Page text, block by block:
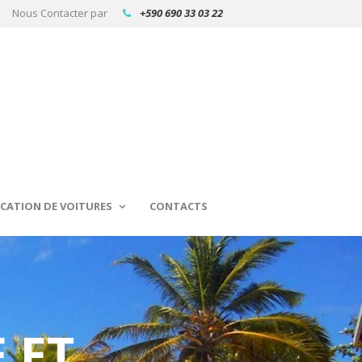
Nous Contacter par +590 690 33 03 22
DE VOITURES CONTACTS